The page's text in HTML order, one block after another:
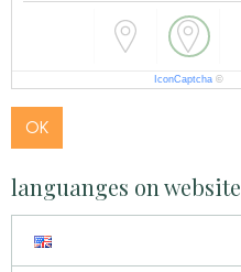
IconCaptcha ©
OK
languanges on website